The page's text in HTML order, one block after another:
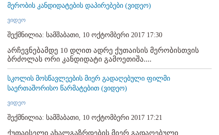
მერობის კანდიდატების დაპირებები (ვიდეო)
ვიდეო
შექმნილია: სამშაბათი, 10 ოქტომბერი 2017 17:30
არჩევნებამდე 10 დღით ადრე ქუთაისის მერობისთვის
ბრძოლას ორი კანდიდატი გამოეთიშა....
სკოლის მოსწავლეების მიერ გადაღებული ფილმი
საერთაშორისო წარმატებით (ვიდეო)
ვიდეო
შექმნილია: სამშაბათი, 10 ოქტომბერი 2017 17:21
ქუთაისელი ახალგაზრდების მიერ გადაღებული